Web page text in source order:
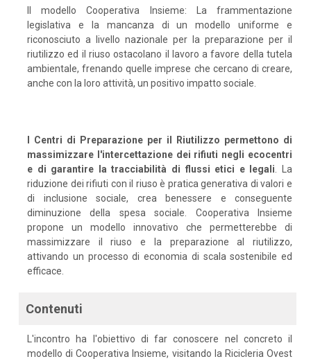
Il modello Cooperativa Insieme: La frammentazione
legislativa e la mancanza di un modello uniforme e
riconosciuto a livello nazionale per la preparazione per il
riutilizzo ed il riuso ostacolano il lavoro a favore della tutela
ambientale, frenando quelle imprese che cercano di creare,
anche con la loro attività, un positivo impatto sociale.
I Centri di Preparazione per il Riutilizzo permettono di
massimizzare l'intercettazione dei rifiuti negli ecocentri
e di garantire la tracciabilità di flussi etici e legali. La
riduzione dei rifiuti con il riuso è pratica generativa di valori e
di inclusione sociale, crea benessere e conseguente
diminuzione della spesa sociale. Cooperativa Insieme
propone un modello innovativo che permetterebbe di
massimizzare il riuso e la preparazione al riutilizzo,
attivando un processo di economia di scala sostenibile ed
efficace.
Contenuti
L'incontro ha l'obiettivo di far conoscere nel concreto il
modello di Cooperativa Insieme, visitando la Ricicleria Ovest